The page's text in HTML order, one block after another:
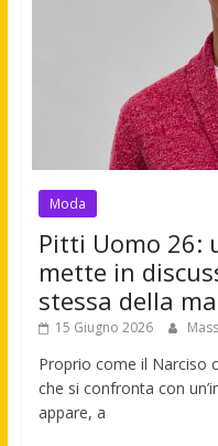
Moda
Pitti Uomo 26:
mette in
stessa della
15 Giugno 2026
Proprio come il Narciso
che si confronta con
appare, a